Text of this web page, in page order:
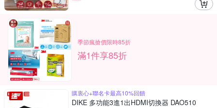
季節瘋搶價限時85折
滿1件享85折
購衷心+聯名卡最高10%回饋
DIKE 多功能3進1出HDMI切換器 DAO510